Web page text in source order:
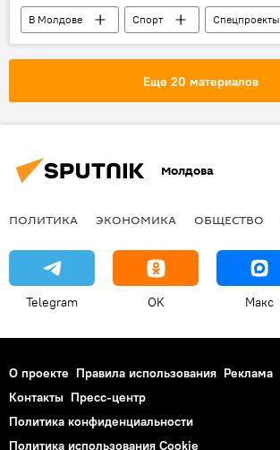
Посольство России в Молдове
Россотрудничество
День рождения Пушкина
русский язык
В Молдове Спорт
Спецпроекты
Новости
ФИФА-2018
Республика Молдова
Sputnik
Sputnik Молдова
ЧМ-2018
Еще 20 материалов
Молдова
ПОЛИТИКА ЭКОНОМИКА ОБЩЕСТВО
Telegram OK Макс
О проекте Правила использования Реклама
Контакты Пресс-центр
Политика конфиденциальности
Политика использования Cookie